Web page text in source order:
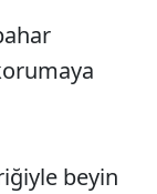
beyin